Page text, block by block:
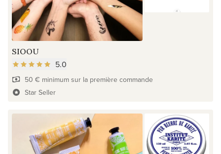
SIOOU
5.0
50 € minimum sur la première commande
Star Seller